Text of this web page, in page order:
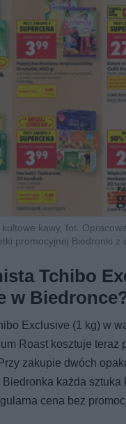
kawy, fot.
promocyjnej Biedronki z
Tchibo
w
Exclusive (1 kg) w
Roast kosztuje teraz
zakupie dwóch
Biedronka każda
cena bez